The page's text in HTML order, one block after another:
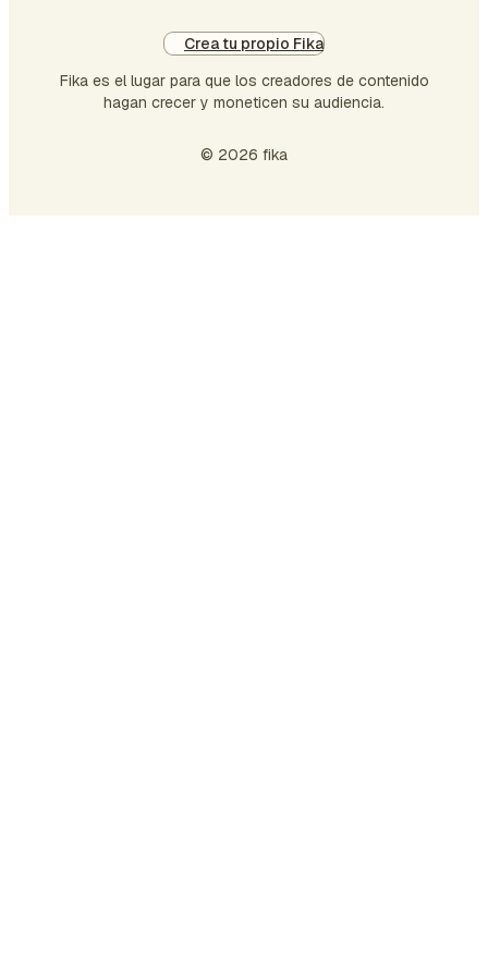
Crea tu propio Fika
Fika es el lugar para que los creadores de contenido
hagan crecer y moneticen su audiencia.
© 2026 fika